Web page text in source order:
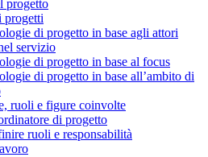
progetto
progetti
di progetto in base agli attori
servizio
di progetto in base al focus
di progetto in base all’ambito di
ruoli e figure coinvolte
di progetto
ruoli e responsabilità